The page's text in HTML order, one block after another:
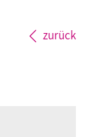
zurück